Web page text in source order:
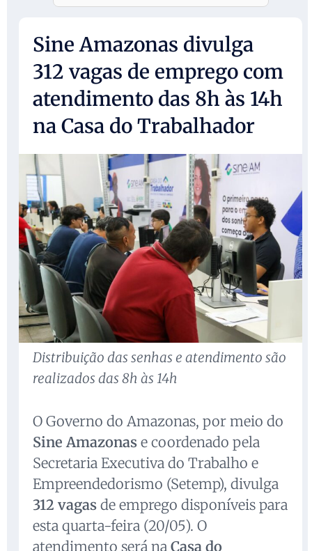
Sine Amazonas divulga
312 vagas de emprego com
atendimento das 8h às 14h
na Casa do Trabalhador
Distribuição das senhas e atendimento são
realizados das 8h às 14h
O Governo do Amazonas, por meio do
Sine Amazonas e coordenado pela
Secretaria Executiva do Trabalho e
Empreendedorismo (Setemp), divulga
312 vagas de emprego disponíveis para
esta quarta-feira (20/05). O
atendimento será na Casa do